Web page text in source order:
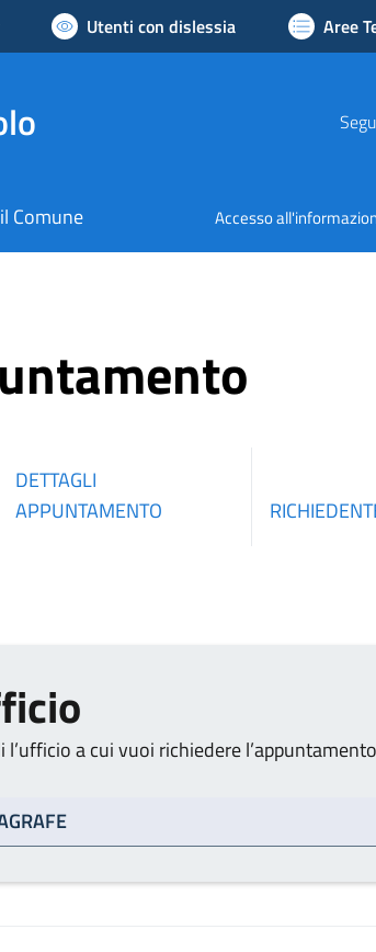
Utenti con dislessia Aree
Comune Accesso
DETTAGLI
APPUNTAMENTO
l’ufficio a cui vuoi richiedere l’appuntamento